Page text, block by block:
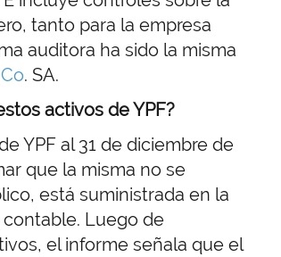
tanto para la empresa
auditora ha sido la misma
. SA.
activos de YPF?
YPF al 31 de diciembre de
que la misma no se
está suministrada en la
contable. Luego de
el informe señala que el